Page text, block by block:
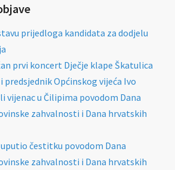
prijedloga kandidata za dodjelu
prvi koncert Dječje klape Škatulica
predsjednik Općinskog vijeća Ivo
vijenac u Čilipima povodom Dana
zahvalnosti i Dana hrvatskih
čestitku povodom Dana
zahvalnosti i Dana hrvatskih